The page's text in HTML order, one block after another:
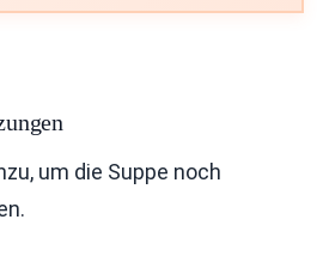
um die Suppe noch